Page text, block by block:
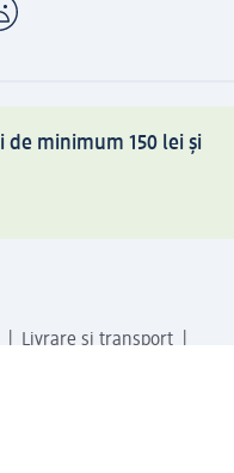
minimum 150 lei și
Livrare și transport